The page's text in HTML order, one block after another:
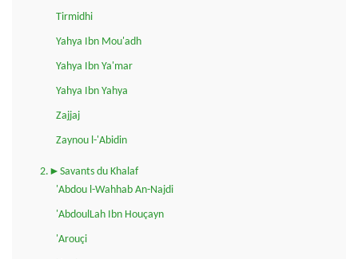
Tirmidhi
Yahya Ibn Mou'adh
Yahya Ibn Ya'mar
Yahya Ibn Yahya
Zajjaj
Zaynou l-'Abidin
2.►Savants du Khalaf
'Abdou l-Wahhab An-Najdi
'AbdoulLah Ibn Houçayn
'Arouçi